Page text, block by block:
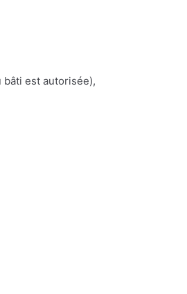
est autorisée),